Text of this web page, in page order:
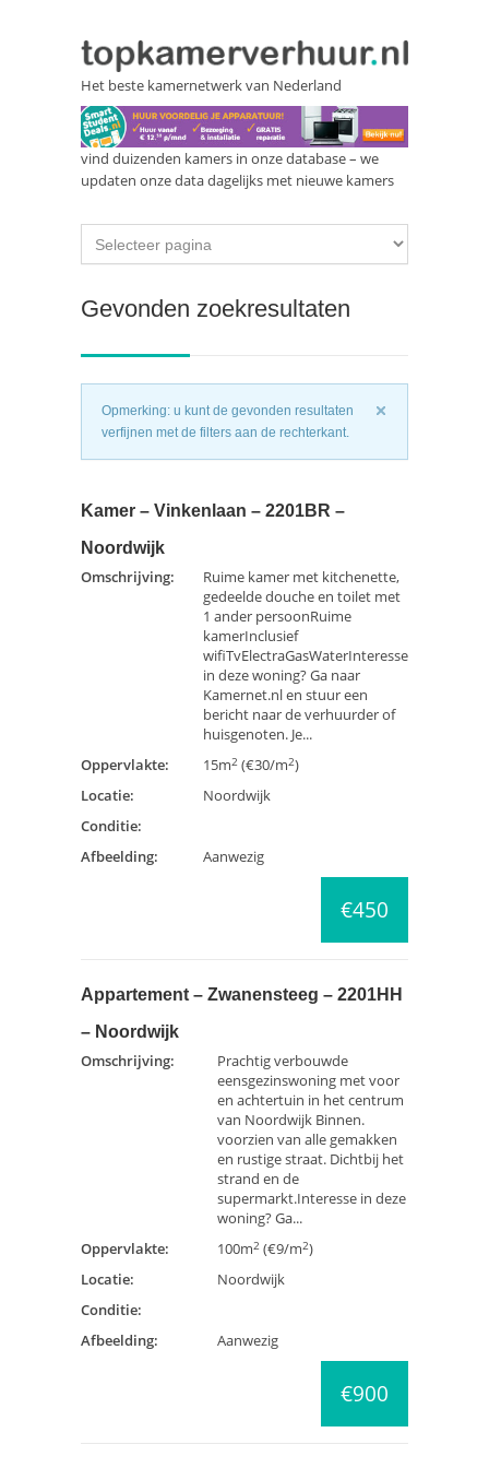
Het beste kamernetwerk van Nederland
vind duizenden kamers in onze database – we
updaten onze data dagelijks met nieuwe kamers
Gevonden zoekresultaten
Opmerking: u kunt de gevonden resultaten
verfijnen met de filters aan de rechterkant.
Kamer – Vinkenlaan – 2201BR –
Noordwijk
Omschrijving:
Ruime kamer met kitchenette,
gedeelde douche en toilet met
1 ander persoonRuime
kamerInclusief
wifiTvElectraGasWaterInteresse
in deze woning? Ga naar
Kamernet.nl en stuur een
bericht naar de verhuurder of
huisgenoten. Je...
Oppervlakte:
15m2 (€30/m2)
Locatie:
Noordwijk
Conditie:
Afbeelding:
Aanwezig
€450
Appartement – Zwanensteeg – 2201HH
– Noordwijk
Omschrijving:
Prachtig verbouwde
eensgezinswoning met voor
en achtertuin in het centrum
van Noordwijk Binnen.
voorzien van alle gemakken
en rustige straat. Dichtbij het
strand en de
supermarkt.Interesse in deze
woning? Ga...
Oppervlakte:
100m2 (€9/m2)
Locatie:
Noordwijk
Conditie:
Afbeelding:
Aanwezig
€900